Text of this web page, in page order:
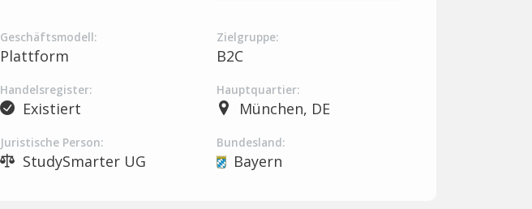
Geschäftsmodell:
Plattform
Zielgruppe:
B2C
Handelsregister:
Existiert
Hauptquartier:
München, DE
Juristische Person:
StudySmarter UG
Bundesland:
Bayern